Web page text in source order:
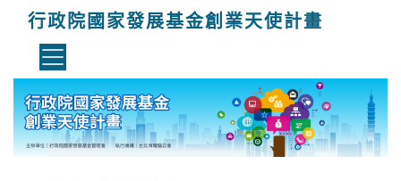
行政院國家發展基金創業天使計畫